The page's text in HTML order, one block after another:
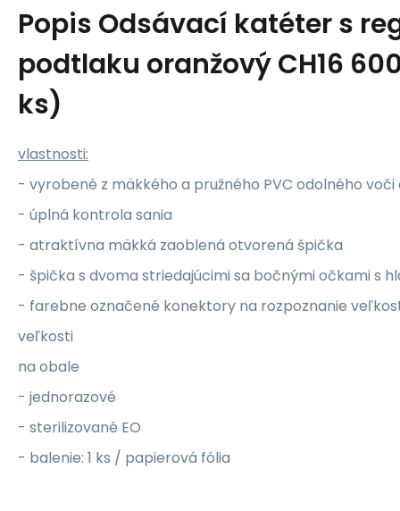
Popis Odsávací katéter s
podtlaku oranžový CH16
ks)
vlastnosti:
- vyrobené z mäkkého a pružného PVC odolného
- úplná kontrola sania
- atraktívna mäkká zaoblená otvorená špička
- špička s dvoma striedajúcimi sa bočnými očkami s
- farebne označené konektory na rozpoznanie
veľkosti
na obale
- jednorazové
- sterilizované EO
- balenie: 1 ks / papierová fólia